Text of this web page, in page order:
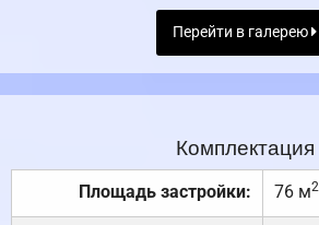
Перейти в галерею
Комплектация
Площадь застройки: 76 м2